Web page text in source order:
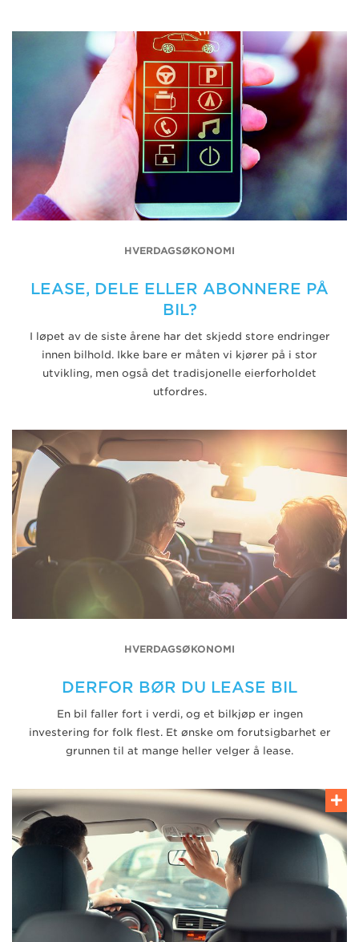
HVERDAGSØKONOMI
LEASE, DELE ELLER ABONNERE PÅ
BIL?
I løpet av de siste årene har det skjedd store endringer
innen bilhold. Ikke bare er måten vi kjører på i stor
utvikling, men også det tradisjonelle eierforholdet
utfordres.
HVERDAGSØKONOMI
DERFOR BØR DU LEASE BIL
En bil faller fort i verdi, og et bilkjøp er ingen
investering for folk flest. Et ønske om forutsigbarhet er
grunnen til at mange heller velger å lease.